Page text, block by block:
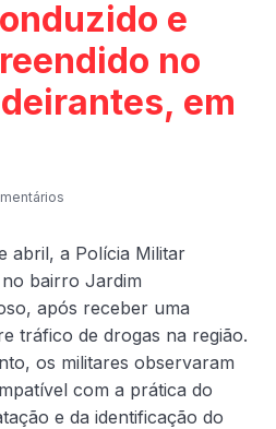
e
no
em
abril, a Polícia Militar
bairro Jardim
após receber uma
tráfico de drogas na região.
os militares observaram
com a prática do
e da identificação do